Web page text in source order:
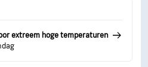
47° F
extreem hoge temperaturen